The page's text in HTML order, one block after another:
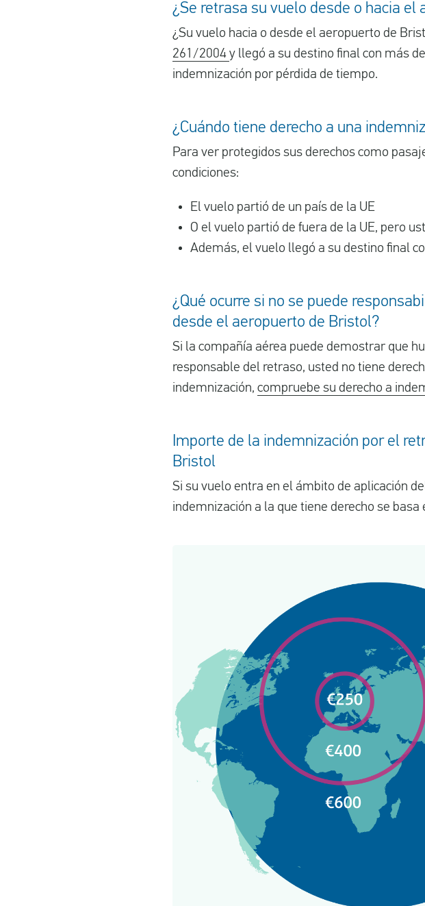
¿Se retrasa su vuelo desde o hacia el
¿Su vuelo hacia o desde el aeropuerto de
261/2004 y llegó a su destino final con más
indemnización por pérdida de tiempo.
¿Cuándo tiene derecho a una
Para ver protegidos sus derechos como
condiciones:
El vuelo partió de un país de la UE
O el vuelo partió de fuera de la UE, pero
Además, el vuelo llegó a su destino final
¿Qué ocurre si no se puede
desde el aeropuerto de Bristol?
Si la compañía aérea puede demostrar que
responsable del retraso, usted no tiene
indemnización, compruebe su derecho a
Importe de la indemnización por el
Bristol
Si su vuelo entra en el ámbito de aplicación
indemnización a la que tiene derecho se basa